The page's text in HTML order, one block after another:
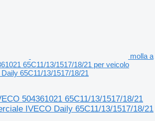
molla a
65C11/13/1517/18/21 per veicolo
65C11/13/1517/18/21
504361021 65C11/13/1517/18/21
IVECO Daily 65C11/13/1517/18/21